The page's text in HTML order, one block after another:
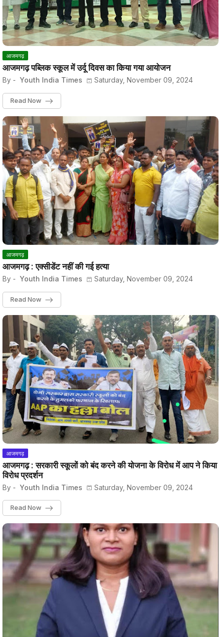
आजमगढ़
आजमगढ़ पब्लिक स्कूल में उर्दू दिवस का किया गया आयोजन
By - Youth India Times Saturday, November 09, 2024
Read Now
आजमगढ़
आजमगढ़ : एक्सीडेंट नहीं की गई हत्या
By - Youth India Times Saturday, November 09, 2024
Read Now
आजमगढ़
आजमगढ़ : सरकारी स्कूलों को बंद करने की योजना के विरोध में आप ने किया
विरोध प्रदर्शन
By - Youth India Times Saturday, November 09, 2024
Read Now